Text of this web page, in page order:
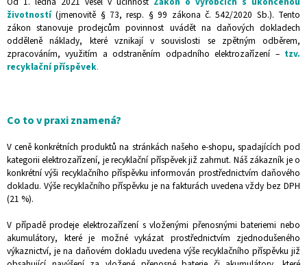
životností(jmenovitě § 73, resp. § 99 zákona č. 542/2020 Sb.). Tento
zákon stanovuje prodejcům povinnost uvádět na daňových dokladech
odděleně náklady, které vznikají v souvislosti se zpětným odběrem,
zpracováním, využitím a odstraněním odpadního elektrozařízení – tzv.
recyklační příspěvek.
Co to v praxi znamená?
V ceně konkrétních produktů na stránkách našeho e-shopu, spadajících pod
kategorii elektrozařízení, je recyklační příspěvek již zahrnut. Náš zákazník je o
konkrétní výši recyklačního příspěvku informován prostřednictvím daňového
dokladu. Výše recyklačního příspěvku je na fakturách uvedena vždy bez DPH
(21 %).
V případě prodeje elektrozařízení s vloženými přenosnými bateriemi nebo
akumulátory, které je možné vykázat prostřednictvím zjednodušeného
výkaznictví, je na daňovém dokladu uvedena výše recyklačního příspěvku již